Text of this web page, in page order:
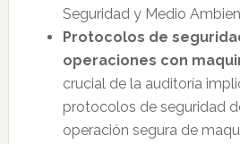
Seguridad y Medio
Protocolos de
operaciones con
crucial de la auditoría
protocolos de seguridad
operación segura de